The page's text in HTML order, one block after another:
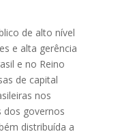
de alto nível
e alta gerência
e no Reino
de capital
nos
dos governos
distribuída a